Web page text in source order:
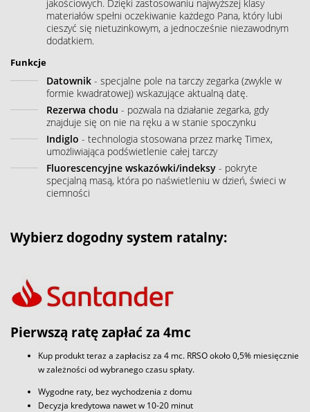
jakościowych. Dzięki zastosowaniu najwyższej klasy
materiałów spełni oczekiwanie każdego Pana, który lubi
cieszyć się nietuzinkowym, a jednocześnie niezawodnym
dodatkiem.
Funkcje
Datownik - specjalne pole na tarczy zegarka (zwykle w
formie kwadratowej) wskazujące aktualną datę.
Rezerwa chodu - pozwala na działanie zegarka, gdy
znajduje się on nie na ręku a w stanie spoczynku
Indiglo - technologia stosowana przez markę Timex,
umożliwiająca podświetlenie całej tarczy
Fluorescencyjne wskazówki/indeksy - pokryte
specjalną masą, która po naświetleniu w dzień, świeci w
ciemności
Wybierz dogodny system ratalny:
Pierwszą ratę zapłać za 4mc
Kup produkt teraz a zapłacisz za 4 mc. RRSO około 0,5% miesięcznie
w zależności od wybranego czasu spłaty.
Wygodne raty, bez wychodzenia z domu
Decyzja kredytowa nawet w 10-20 minut